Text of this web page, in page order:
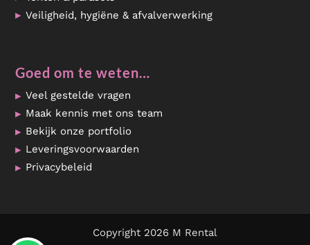
Veiligheid, hygiëne & afvalverwerking
Goed om te weten…
Veel gestelde vragen
Maak kennis met ons team
Bekijk onze portfolio
Leveringsvoorwaarden
Privacybeleid
Copyright 2026 M Rental